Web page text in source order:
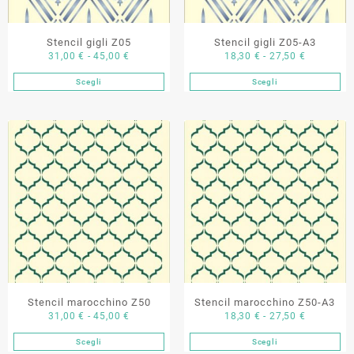
pagina
del
prodotto
pagina
del
prodotto
Stencil gigli Z05
31,00€ - 45,00€
di
prezzo:
31,00 €
45,00 €
ScegliQuesto
ha
più
varianti.
Le
opzioni
possono
essere
scelte
nella
pagina
del
prodotto
Stencil gigli Z05-A3
18,30 € - 27,50 €
di
prezzo:
18,30 €
27,50 €
ScegliQuesto
ha
più
varianti.
Le
opzioni
possono
essere
scelte
nella
pagina
del
prodotto
Stencil marocchino Z50
31,00€ - 45,00€
di
prezzo:
ScegliQuesto
Stencil marocchino Z50-A3
18,30 € - 27,50 €
di
prezzo:
ScegliQuesto